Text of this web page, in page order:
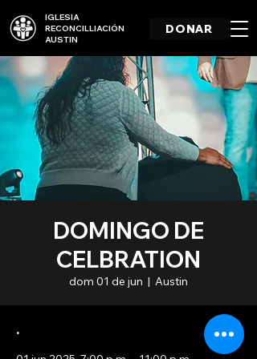
DONAR
IGLESIA
RECONCILLIACIÓN
AUSTIN
DOMINGO DE
CELBRATION
dom 01 de jun
  |
Austin
.